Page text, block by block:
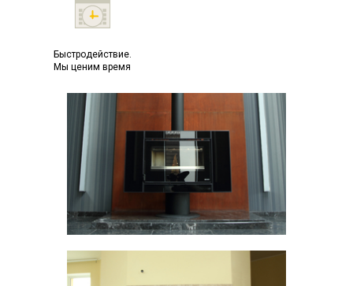
Быстродействие.
Мы ценим время